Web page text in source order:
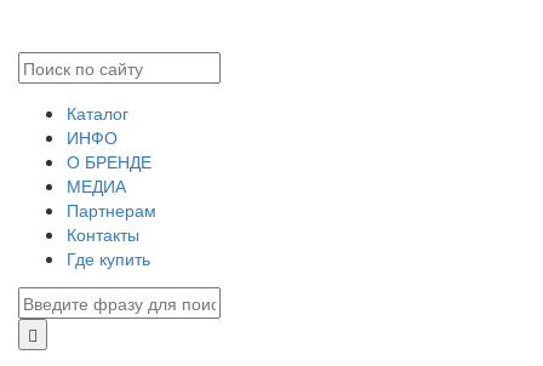
Каталог
ИНФО
О БРЕНДЕ
МЕДИА
Партнерам
Контакты
Где купить